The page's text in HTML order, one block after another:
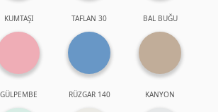
KUMTAŞI TAFLAN 30 BAL BUĞU
GÜLPEMBE RÜZGAR 140 KANYON